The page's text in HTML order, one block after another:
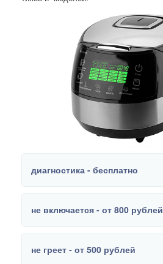
диагностика - бесплатно
не включается - от 800 рублей
не греет - от 500 рублей